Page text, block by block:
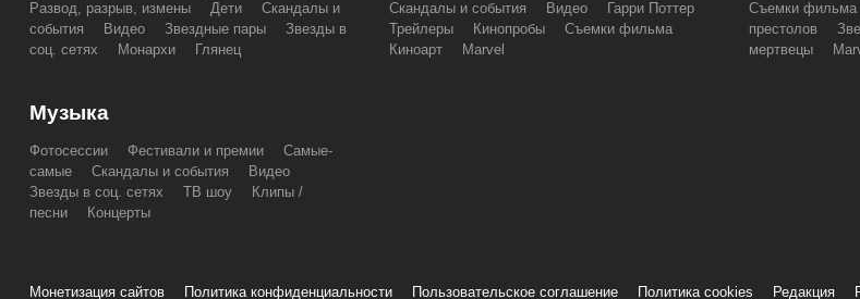
Развод, разрыв, измены
Дети
Скандалы и
события
Видео Звездные пары
Звезды в
соц. сетях
Монархи Глянец
Скандалы и события
Видео
Гарри Поттер
Трейлеры
Кинопробы
Съемки фильма
Киноарт
Marvel
Съемки фильма
престолов
мертвецы
Музыка
Фотосессии Фестивали и премии
Самые-
самые
Скандалы и события
Видео
Звезды в соц. сетях
ТВ шоу
Клипы /
песни
Концерты
Монетизация сайтов Политика конфиденциальности Пользовательское соглашение Политика cookies Редакция